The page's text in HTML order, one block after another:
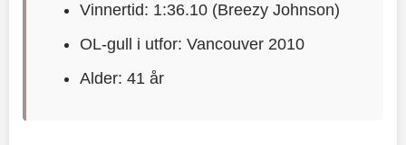
Vinnertid: 1:36.10 (Breezy Johnson)
OL-gull i utfor: Vancouver 2010
Alder: 41 år